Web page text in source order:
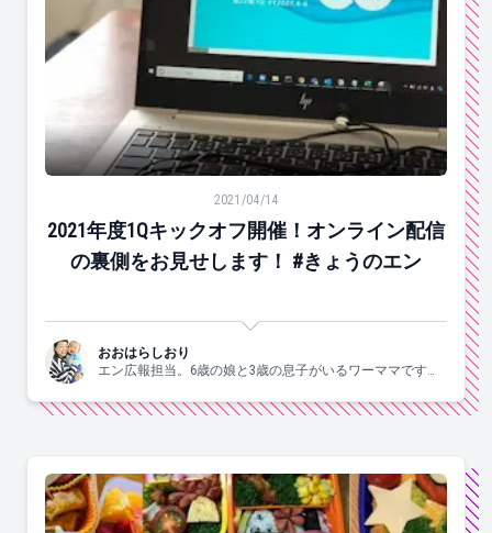
2021年度1Qキックオフ開催！オンライン配信の裏側を
2021/04/14
2021年度1Qキックオフ開催！オンライン配信
の裏側をお見せします！ #きょうのエン
おおはらしおり
エン広報担当。6歳の娘と3歳の息子がいるワーママです。
芸、爆買、歌う、ジャニーズ。